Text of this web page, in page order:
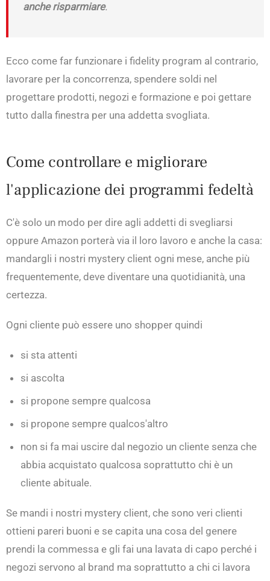
anche risparmiare.
Ecco come far funzionare i fidelity program al contrario,
lavorare per la concorrenza, spendere soldi nel
progettare prodotti, negozi e formazione e poi gettare
tutto dalla finestra per una addetta svogliata.
Come controllare e migliorare
l'applicazione dei programmi fedeltà
C'è solo un modo per dire agli addetti di svegliarsi
oppure Amazon porterà via il loro lavoro e anche la casa:
mandargli i nostri mystery client ogni mese, anche più
frequentemente, deve diventare una quotidianità, una
certezza.
Ogni cliente può essere uno shopper quindi
si sta attenti
si ascolta
si propone sempre qualcosa
si propone sempre qualcos'altro
non si fa mai uscire dal negozio un cliente senza che
abbia acquistato qualcosa soprattutto chi è un
cliente abituale.
Se mandi i nostri mystery client, che sono veri clienti
ottieni pareri buoni e se capita una cosa del genere
prendi la commessa e gli fai una lavata di capo perché i
negozi servono al brand ma soprattutto a chi ci lavora